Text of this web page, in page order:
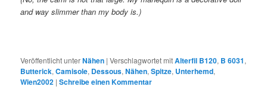
and way slimmer than my body is.)
Veröffentlicht unterNähen |Verschlagwortet mitAlterfil B120, B 6031,
Butterick,Camisole, Dessous,Nähen,Spitze, Unterhemd,
Wien2002 |Schreibe einen Kommentar